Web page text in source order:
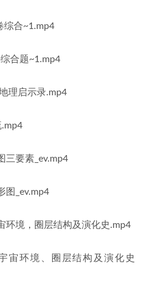
综合~1.mp4
合题~1.mp4
理启示录.mp4
三要素_ev.mp4
图_ev.mp4
环境，圈层结构及演化史.mp4
宙环境、圈层结构及演化史